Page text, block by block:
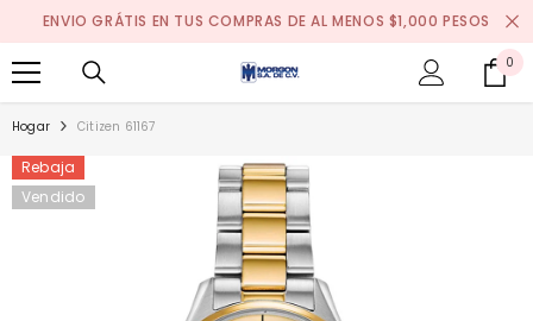
SALTAR AL CONTENIDO
ENVIO GRÁTIS EN TUS COMPRAS DE AL MENOS $1,000 PESOS
0
Hogar Citizen 61167
Rebaja
Vendido